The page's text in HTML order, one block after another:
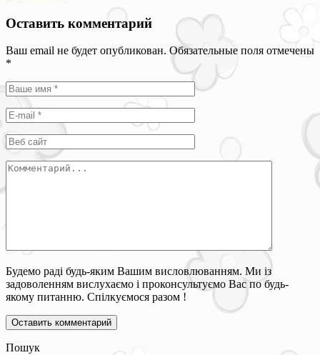
Оставить комментарий
Ваш email не будет опубликован. Обязательные поля отмечены
*
Будемо раді будь-яким Вашим висловлюванням. Ми із
задоволенням вислухаємо і проконсультуємо Вас по будь-
якому питанню. Спілкуємося разом !
Пошук